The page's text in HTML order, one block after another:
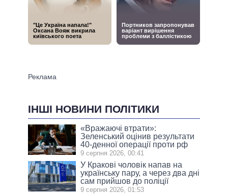
ІНШІ НОВИНИ ПОЛІТИКИ
«Вражаючі втрати»:
Зеленський оцінив результати
40-денної операції проти рф
9 серпня 2026, 00:41
У Кракові чоловік напав на
українську пару, а через два дні
сам прийшов до поліції
9 серпня 2026, 01:53